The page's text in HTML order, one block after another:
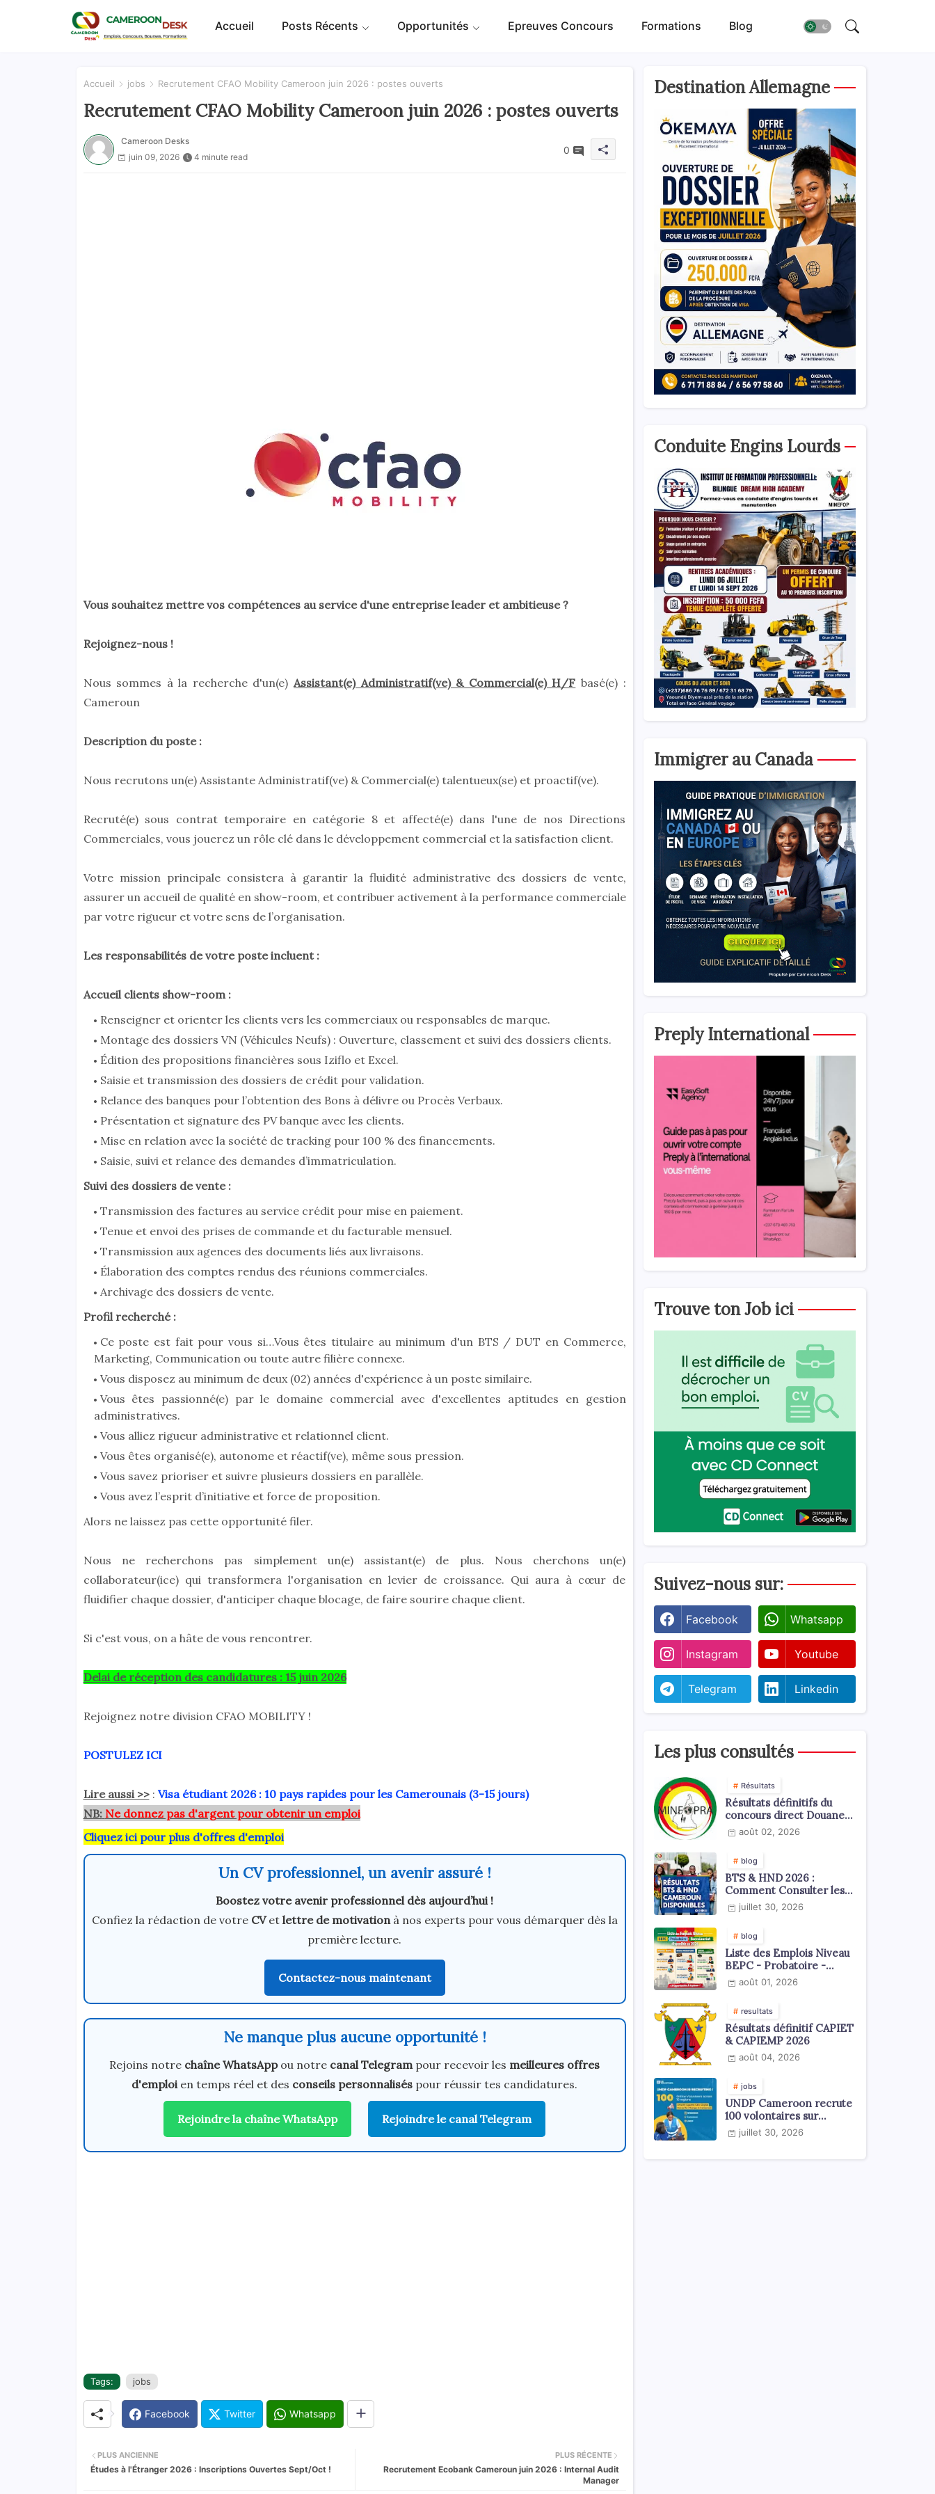
Accueil Posts Récents Opportunités Epreuves Concours Formations Blog
Accueil jobs Recrutement CFAO Mobility Cameroon juin 2026 : postes ouverts
Recrutement CFAO Mobility Cameroon juin 2026 : postes ouverts
Cameroon Desks
juin 09, 2026
4 minute read
0
Vous souhaitez mettre vos compétences au service d'une entreprise leader et ambitieuse ?
Rejoignez-nous !
Nous sommes à la recherche d'un(e) Assistant(e) Administratif(ve) & Commercial(e) H/F basé(e) :
Cameroun
Description du poste :
Nous recrutons un(e) Assistante Administratif(ve) & Commercial(e) talentueux(se) et proactif(ve).
Recruté(e) sous contrat temporaire en catégorie 8 et affecté(e) dans l'une de nos Directions
Commerciales, vous jouerez un rôle clé dans le développement commercial et la satisfaction client.
Votre mission principale consistera à garantir la fluidité administrative des dossiers de vente,
assurer un accueil de qualité en show-room, et contribuer activement à la performance commerciale
par votre rigueur et votre sens de l’organisation.
Les responsabilités de votre poste incluent :
Accueil clients show-room :
Renseigner et orienter les clients vers les commerciaux ou responsables de marque.
Montage des dossiers VN (Véhicules Neufs) : Ouverture, classement et suivi des dossiers clients.
Édition des propositions financières sous Iziflo et Excel.
Saisie et transmission des dossiers de crédit pour validation.
Relance des banques pour l’obtention des Bons à délivre ou Procès Verbaux.
Présentation et signature des PV banque avec les clients.
Mise en relation avec la société de tracking pour 100 % des financements.
Saisie, suivi et relance des demandes d’immatriculation.
Suivi des dossiers de vente :
Transmission des factures au service crédit pour mise en paiement.
Tenue et envoi des prises de commande et du facturable mensuel.
Transmission aux agences des documents liés aux livraisons.
Élaboration des comptes rendus des réunions commerciales.
Archivage des dossiers de vente.
Profil recherché :
Ce poste est fait pour vous si…Vous êtes titulaire au minimum d'un BTS / DUT en Commerce,
Marketing, Communication ou toute autre filière connexe.
Vous disposez au minimum de deux (02) années d'expérience à un poste similaire.
Vous êtes passionné(e) par le domaine commercial avec d'excellentes aptitudes en gestion
administratives.
Vous alliez rigueur administrative et relationnel client.
Vous êtes organisé(e), autonome et réactif(ve), même sous pression.
Vous savez prioriser et suivre plusieurs dossiers en parallèle.
Vous avez l’esprit d’initiative et force de proposition.
Alors ne laissez pas cette opportunité filer.
Nous ne recherchons pas simplement un(e) assistant(e) de plus. Nous cherchons un(e)
collaborateur(ice) qui transformera l'organisation en levier de croissance. Qui aura à cœur de
fluidifier chaque dossier, d'anticiper chaque blocage, de faire sourire chaque client.
Si c'est vous, on a hâte de vous rencontrer.
Delai de réception des candidatures : 15 juin 2026
Rejoignez notre division CFAO MOBILITY !
POSTULEZ ICI
Lire aussi >>: Visa étudiant 2026 : 10 pays rapides pour les Camerounais (3-15 jours)
NB: Ne donnez pas d'argent pour obtenir un emploi
Cliquez ici pour plus d'offres d'emploi
Un CV professionnel, un avenir assuré !
Boostez votre avenir professionnel dès aujourd’hui !
Confiez la rédaction de votre CVet lettre de motivationà nos experts pour vous démarquer dès la
première lecture.
Contactez-nous maintenant
Ne manque plus aucune opportunité !
Rejoins notre chaîne WhatsAppou notre canal Telegrampour recevoir les meilleures offres
d'emploien temps réel et des conseils personnalisés pour réussir tes candidatures.
Rejoindre la chaîne WhatsApp Rejoindre le canal Telegram
Tags: jobs
Facebook Twitter Whatsapp
PLUS RÉCENTE
Recrutement Ecobank Cameroun juin 2026 : Internal Audit
Manager
PLUS ANCIENNE
Études à l'Étranger 2026 : Inscriptions Ouvertes Sept/Oct !
Destination Allemagne
Conduite Engins Lourds
Immigrer au Canada
Preply International
Trouve ton Job ici
Suivez-nous sur:
Facebook Whatsapp
Instagram Youtube
Telegram Linkedin
Les plus consultés
Résultats
Résultats définitifs du
concours direct Douanes
2026août 02, 2026
blog
BTS & HND 2026 :
Comment Consulter les
Résultats ?
juillet 30, 2026
blog
Liste des Emplois Niveau
BEPC - Probatoire -
Baccalauréat dispoblible
en 2026
août 01, 2026
resultats
Résultats définitif CAPIET
& CAPIEMP 2026
août 04, 2026
jobs
UNDP Cameroon recrute
100 volontaires sur
l'échelle du territoire
national
juillet 30, 2026